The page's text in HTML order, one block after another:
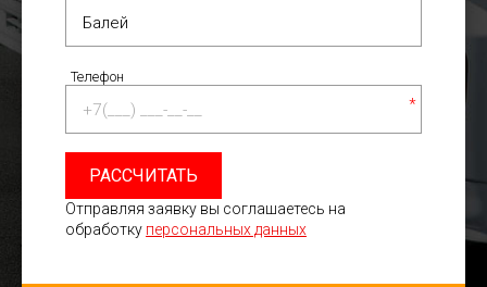
Телефон
*
РАССЧИТАТЬ
Отправляя заявку вы соглашаетесь на
обработку персональных данных